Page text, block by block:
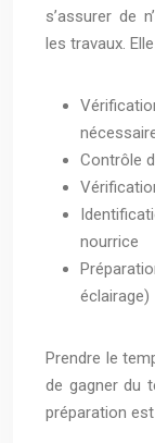
s’assurer de
les travaux.
Contrôle
nourrice
éclairage)
Prendre le
de gagner du
préparation